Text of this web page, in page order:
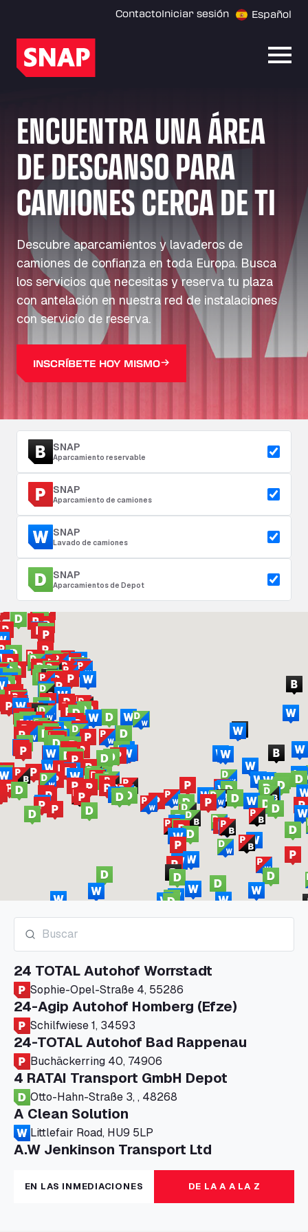
ContactoIniciar sesión Español
ENCUENTRA UNA ÁREA
DE DESCANSO PARA
CAMIONES CERCA DE TI
Descubre aparcamientos y lavaderos de
camiones de confianza en toda Europa. Busca
los servicios que necesitas y reserva tu plaza
con antelación en nuestra red de instalaciones
con servicio de reserva.
INSCRÍBETE HOY MISMO
SNAP
Aparcamiento reservable
SNAP
Aparcamiento de camiones
SNAP
Lavado de camiones
SNAP
Aparcamientos de Depot
24 TOTAL Autohof Worrstadt
Sophie-Opel-Straße 4, 55286
24-Agip Autohof Homberg (Efze)
Schilfwiese 1, 34593
24-TOTAL Autohof Bad Rappenau
Buchäckerring 40, 74906
4 RATAI Transport GmbH Depot
Otto-Hahn-Straße 3, , 48268
A Clean Solution
Littlefair Road, HU9 5LP
A.W Jenkinson Transport Ltd
Progress House, ME11 5GA
A+G Nettetal - Depot Parking
Am Panneschopp 7, 41334
EN LAS INMEDIACIONES DE LA A A LA Z